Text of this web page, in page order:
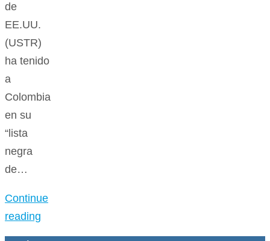
de
EE.UU.
(USTR)
ha tenido
a
Colombia
en su
“lista
negra
de…
Continue
reading